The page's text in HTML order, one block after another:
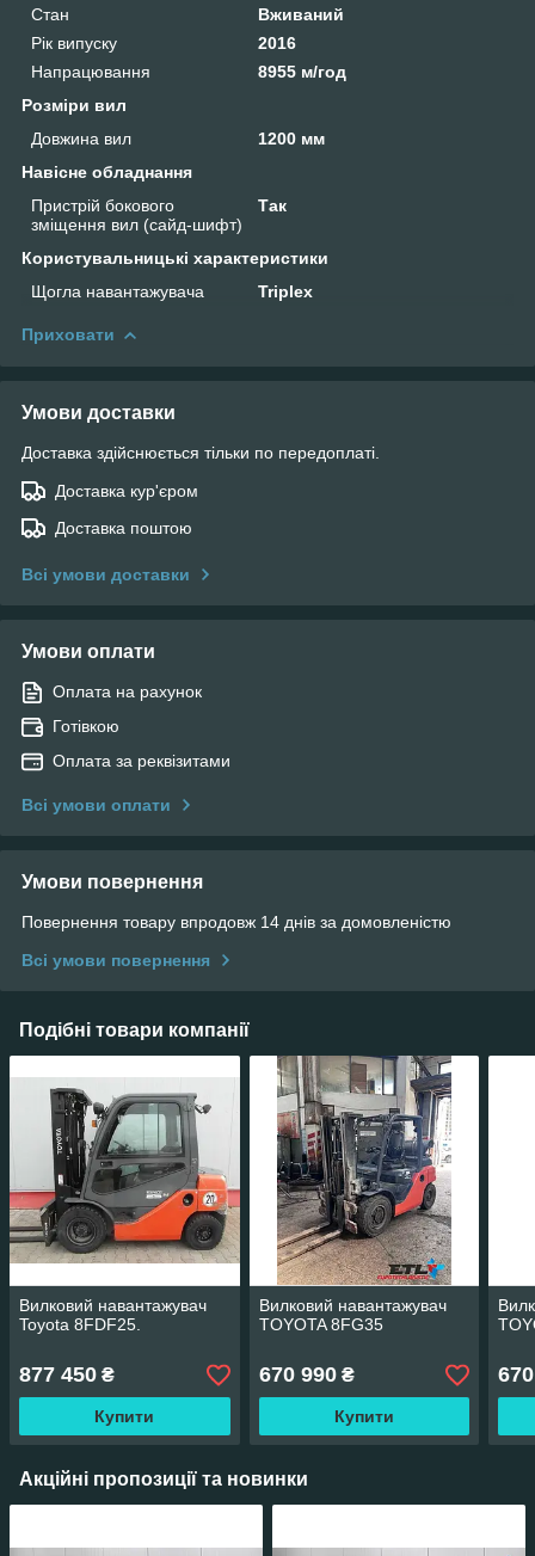
Стан
Вживаний
Рік випуску
2016
Напрацювання
8955 м/год
Розміри вил
Довжина вил
1200 мм
Навісне обладнання
Пристрій бокового
зміщення вил (сайд-шифт)
Так
Користувальницькі характеристики
Щогла навантажувача
Triplex
Приховати
Умови доставки
Доставка здійснюється тільки по передоплаті.
Доставка кур'єром
Доставка поштою
Всі умови доставки
Умови оплати
Оплата на рахунок
Готівкою
Оплата за реквізитами
Всі умови оплати
Умови повернення
Повернення товару впродовж 14 днів за домовленістю
Всі умови повернення
Подібні товари компанії
Вилковий навантажувач
Toyota 8FDF25.
877 450 ₴
Купити
Вилковий навантажувач
TOYOTA 8FG35
670 990₴
Купити
Акційні пропозиції та новинки